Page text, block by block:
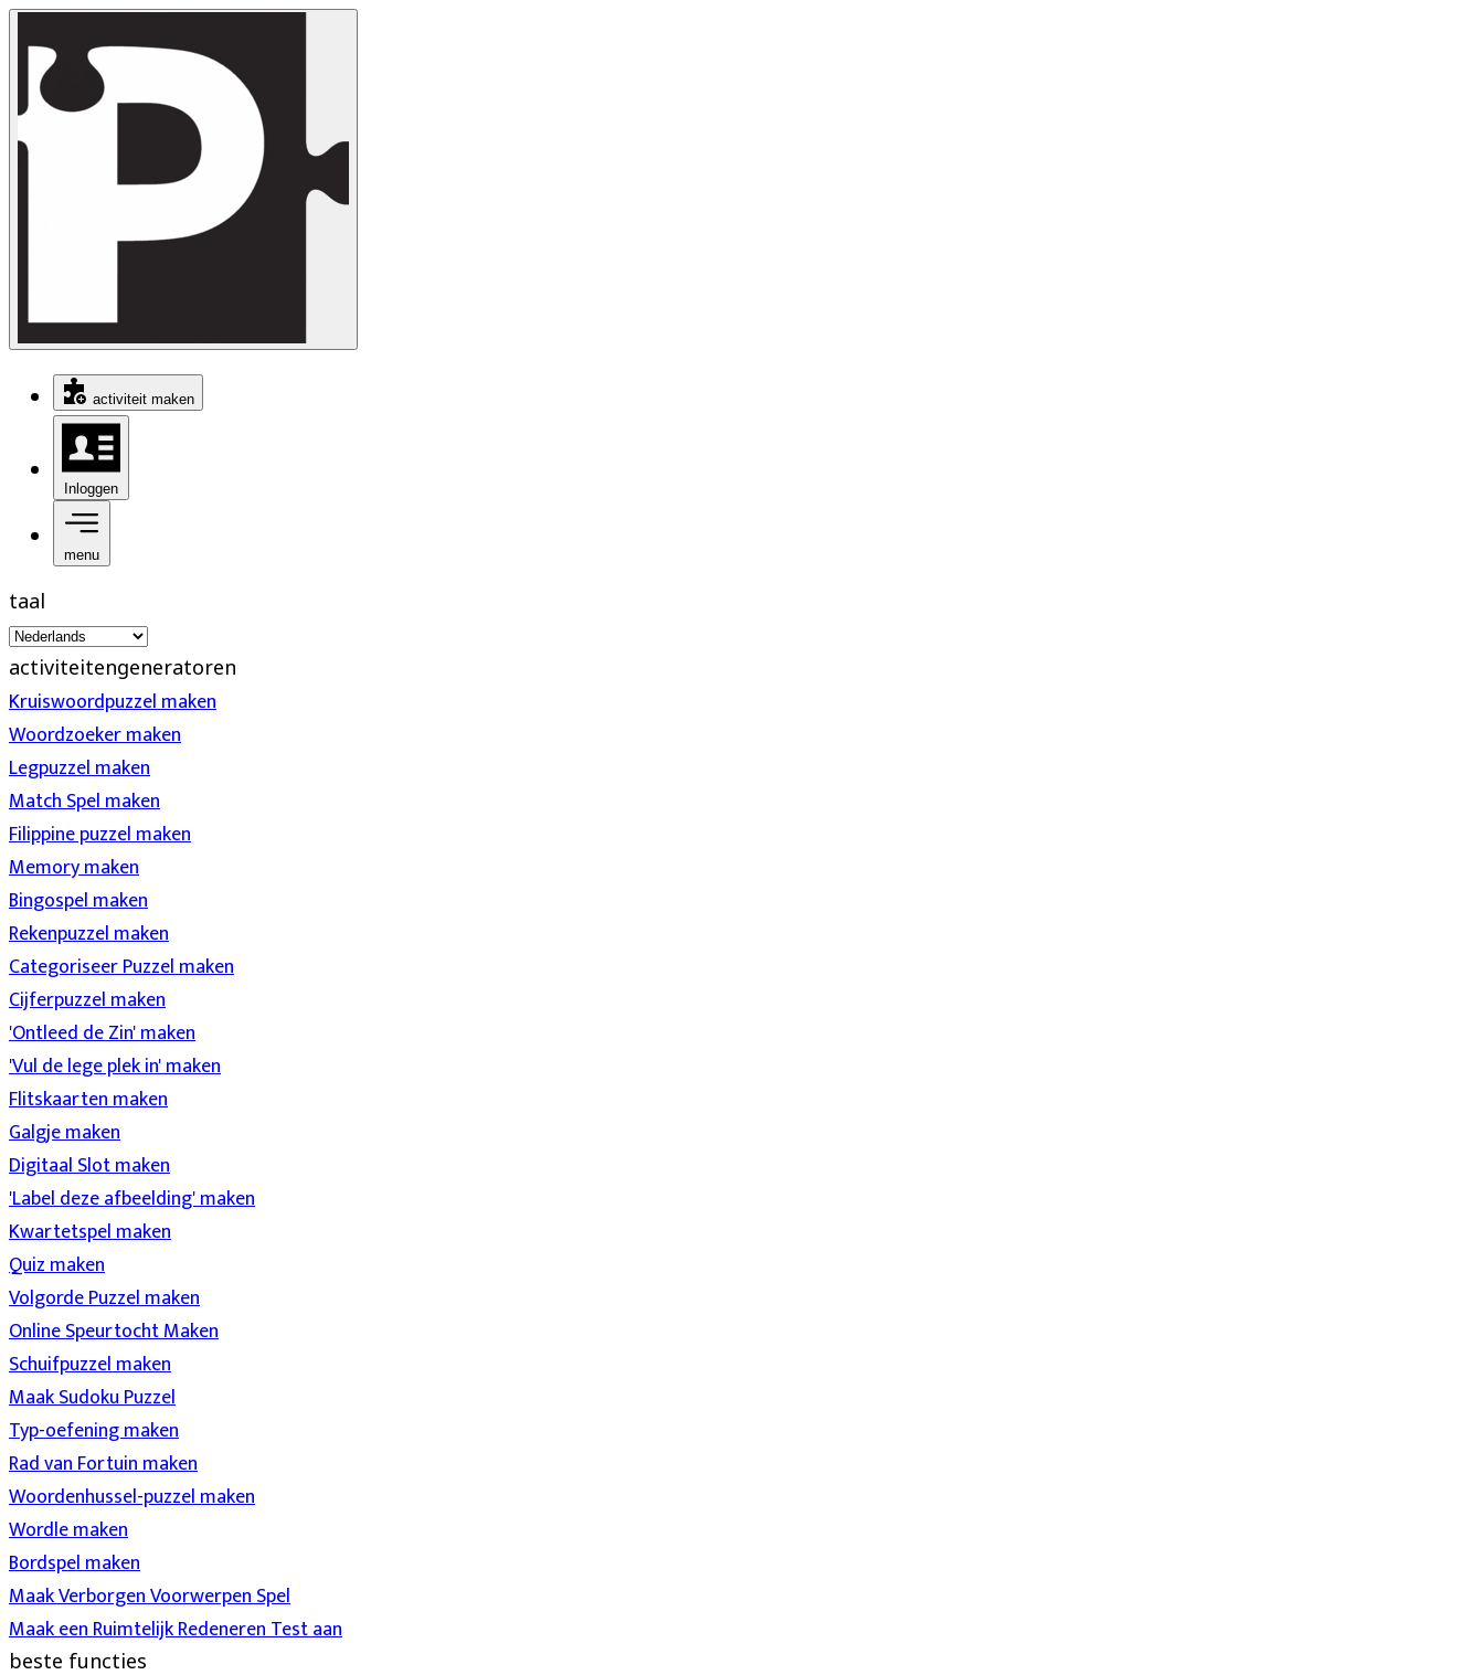
activiteit maken
Inloggen
menu
taal
activiteitengeneratoren
Kruiswoordpuzzel maken
Woordzoeker maken
Legpuzzel maken
Match Spel maken
Filippine puzzel maken
Memory maken
Bingospel maken
Rekenpuzzel maken
Categoriseer Puzzel maken
Cijferpuzzel maken
'Ontleed de Zin' maken
'Vul de lege plek in' maken
Flitskaarten maken
Galgje maken
Digitaal Slot maken
'Label deze afbeelding' maken
Kwartetspel maken
Quiz maken
Volgorde Puzzel maken
Online Speurtocht Maken
Schuifpuzzel maken
Maak Sudoku Puzzel
Typ-oefening maken
Rad van Fortuin maken
Woordenhussel-puzzel maken
Wordle maken
Bordspel maken
Maak Verborgen Voorwerpen Spel
Maak een Ruimtelijk Redeneren Test aan
beste functies